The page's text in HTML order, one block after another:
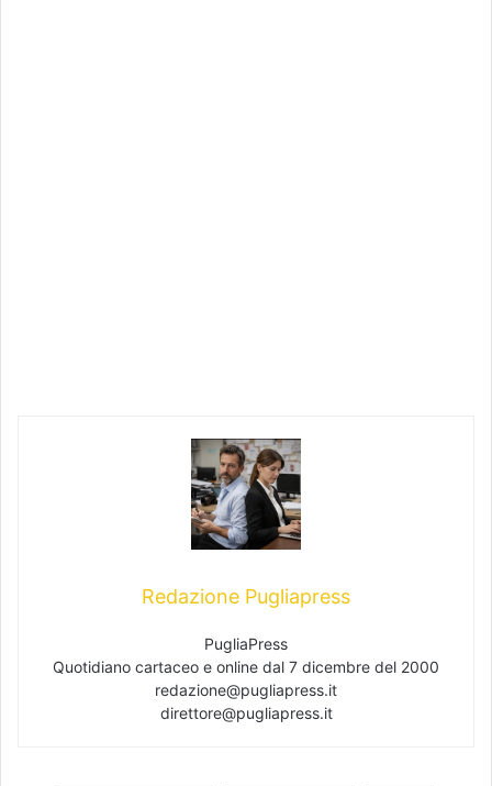
Redazione Pugliapress
PugliaPress
Quotidiano cartaceo e online dal 7 dicembre del 2000
redazione@pugliapress.it
direttore@pugliapress.it